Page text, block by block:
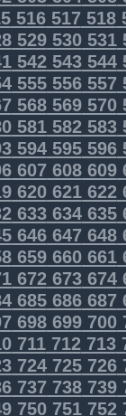
516517518
529530531
542543544
555556557
568569570
581582583
594595596
607608609
620621622
633634635
646647648
659660661
672673674
685686687
698699700
711712713
724725726
737738739
750751752